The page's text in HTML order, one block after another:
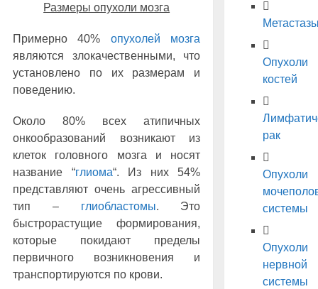
Размеры опухоли мозга
Примерно 40% опухолей мозга
являются злокачественными, что
установлено по их размерам и
поведению.
Около 80% всех атипичных
онкообразований возникают из
клеток головного мозга и носят
название “глиома“. Из них 54%
представляют очень агрессивный
тип ‒ глиобластомы. Это
быстрорастущие формирования,
которые покидают пределы
первичного возникновения и
транспортируются по крови.
Опухоли
костей
рак
Опухоли
системы
Опухоли
нервной
системы